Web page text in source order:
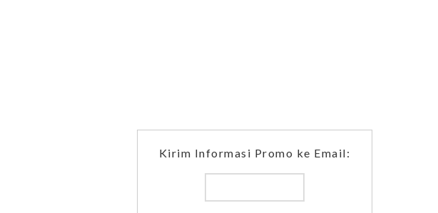
Kirim Informasi Promo ke Email: